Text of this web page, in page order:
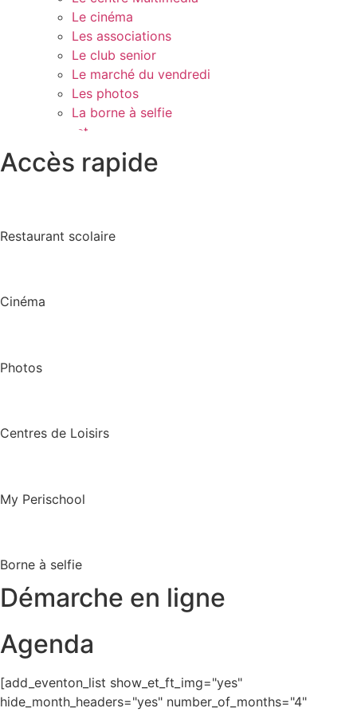
Le cinéma
Les associations
Le club senior
Le marché du vendredi
Les photos
La borne à selfie
Contact
Accès rapide
Restaurant scolaire
Cinéma
Photos
Centres de Loisirs
My Perischool
Borne à selfie
Démarche en ligne
Agenda
[add_eventon_list show_et_ft_img="yes"
hide_month_headers="yes" number_of_months="4"